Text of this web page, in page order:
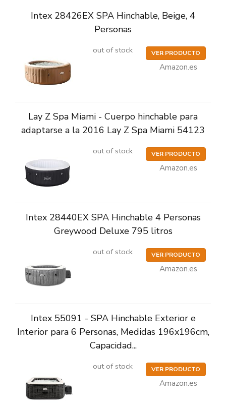
Intex 28426EX SPA Hinchable, Beige, 4
Personas
out of stock VER PRODUCTO
Amazon.es
Lay Z Spa Miami - Cuerpo hinchable para
adaptarse a la 2016 Lay Z Spa Miami 54123
out of stock VER PRODUCTO
Amazon.es
Intex 28440EX SPA Hinchable 4 Personas
Greywood Deluxe 795 litros
out of stock VER PRODUCTO
Amazon.es
Intex 55091 - SPA Hinchable Exterior e
Interior para 6 Personas, Medidas 196x196cm,
Capacidad...
out of stock VER PRODUCTO
Amazon.es